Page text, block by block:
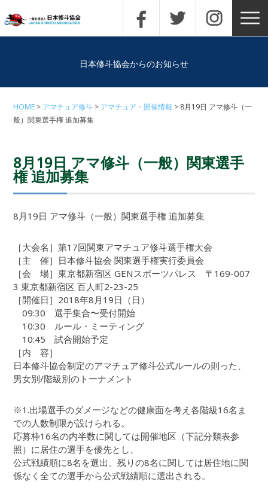
日本修斗協会からのお知らせ
HOME アマチュア修斗 アマチュア・開催情報
8月19日 アマ修斗（一
般）関東選手権 追加募集
8月19日 アマ修斗（一般）関東選手
権 追加募集
8月19日 アマ修斗（一般）関東選手権 追加募集
［大会名］第17回関東アマチュア修斗選手権大会
［主 催］日本修斗協会 関東選手権実行委員会
［会 場］東京都新宿区 GENスポーツパレス 〒169-007
3 東京都新宿区 百人町2-23-25
［開催日］2018年8月19日（日）
09:30 選手集合〜受付開始
10:30 ルール・ミーティング
10:45 試合開始予定
［内 容］
日本修斗協会制定のアマチュア修斗公式ルールの則った、
男女別/階級別のトーナメント
※1.出場選手のダメージなどの健康面を考え各階級16名ま
での人数制限が設けられる。
応募枠16名の内半数に関しては開催地区（下記分類表参
照）に居住の選手を優先とし、
公式戦績順に8名を選出。残りの8名に関しては居住地に関
係なく全ての選手から公式戦績順に選出される。